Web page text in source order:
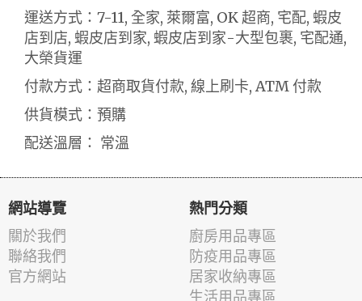
運送方式：7-11, 全家, 萊爾富, OK 超商, 宅配, 蝦皮
店到店, 蝦皮店到家, 蝦皮店到家-大型包裹, 宅配通,
大榮貨運
付款方式：超商取貨付款, 線上刷卡, ATM 付款
供貨模式：預購
配送溫層： 常溫
網站導覽
關於我們
聯絡我們
官方網站
熱門分類
廚房用品專區
防疫用品專區
居家收納專區
生活用品專區